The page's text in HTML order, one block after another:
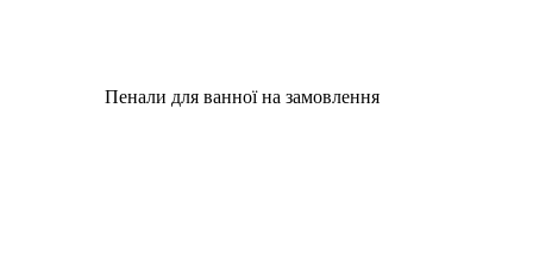
Пенали для ванної на замовлення